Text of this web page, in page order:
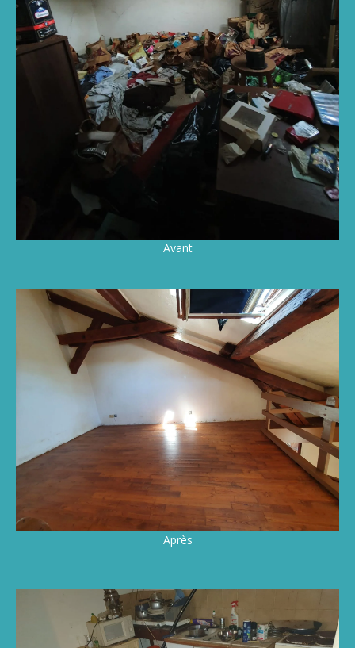
Avant
Après